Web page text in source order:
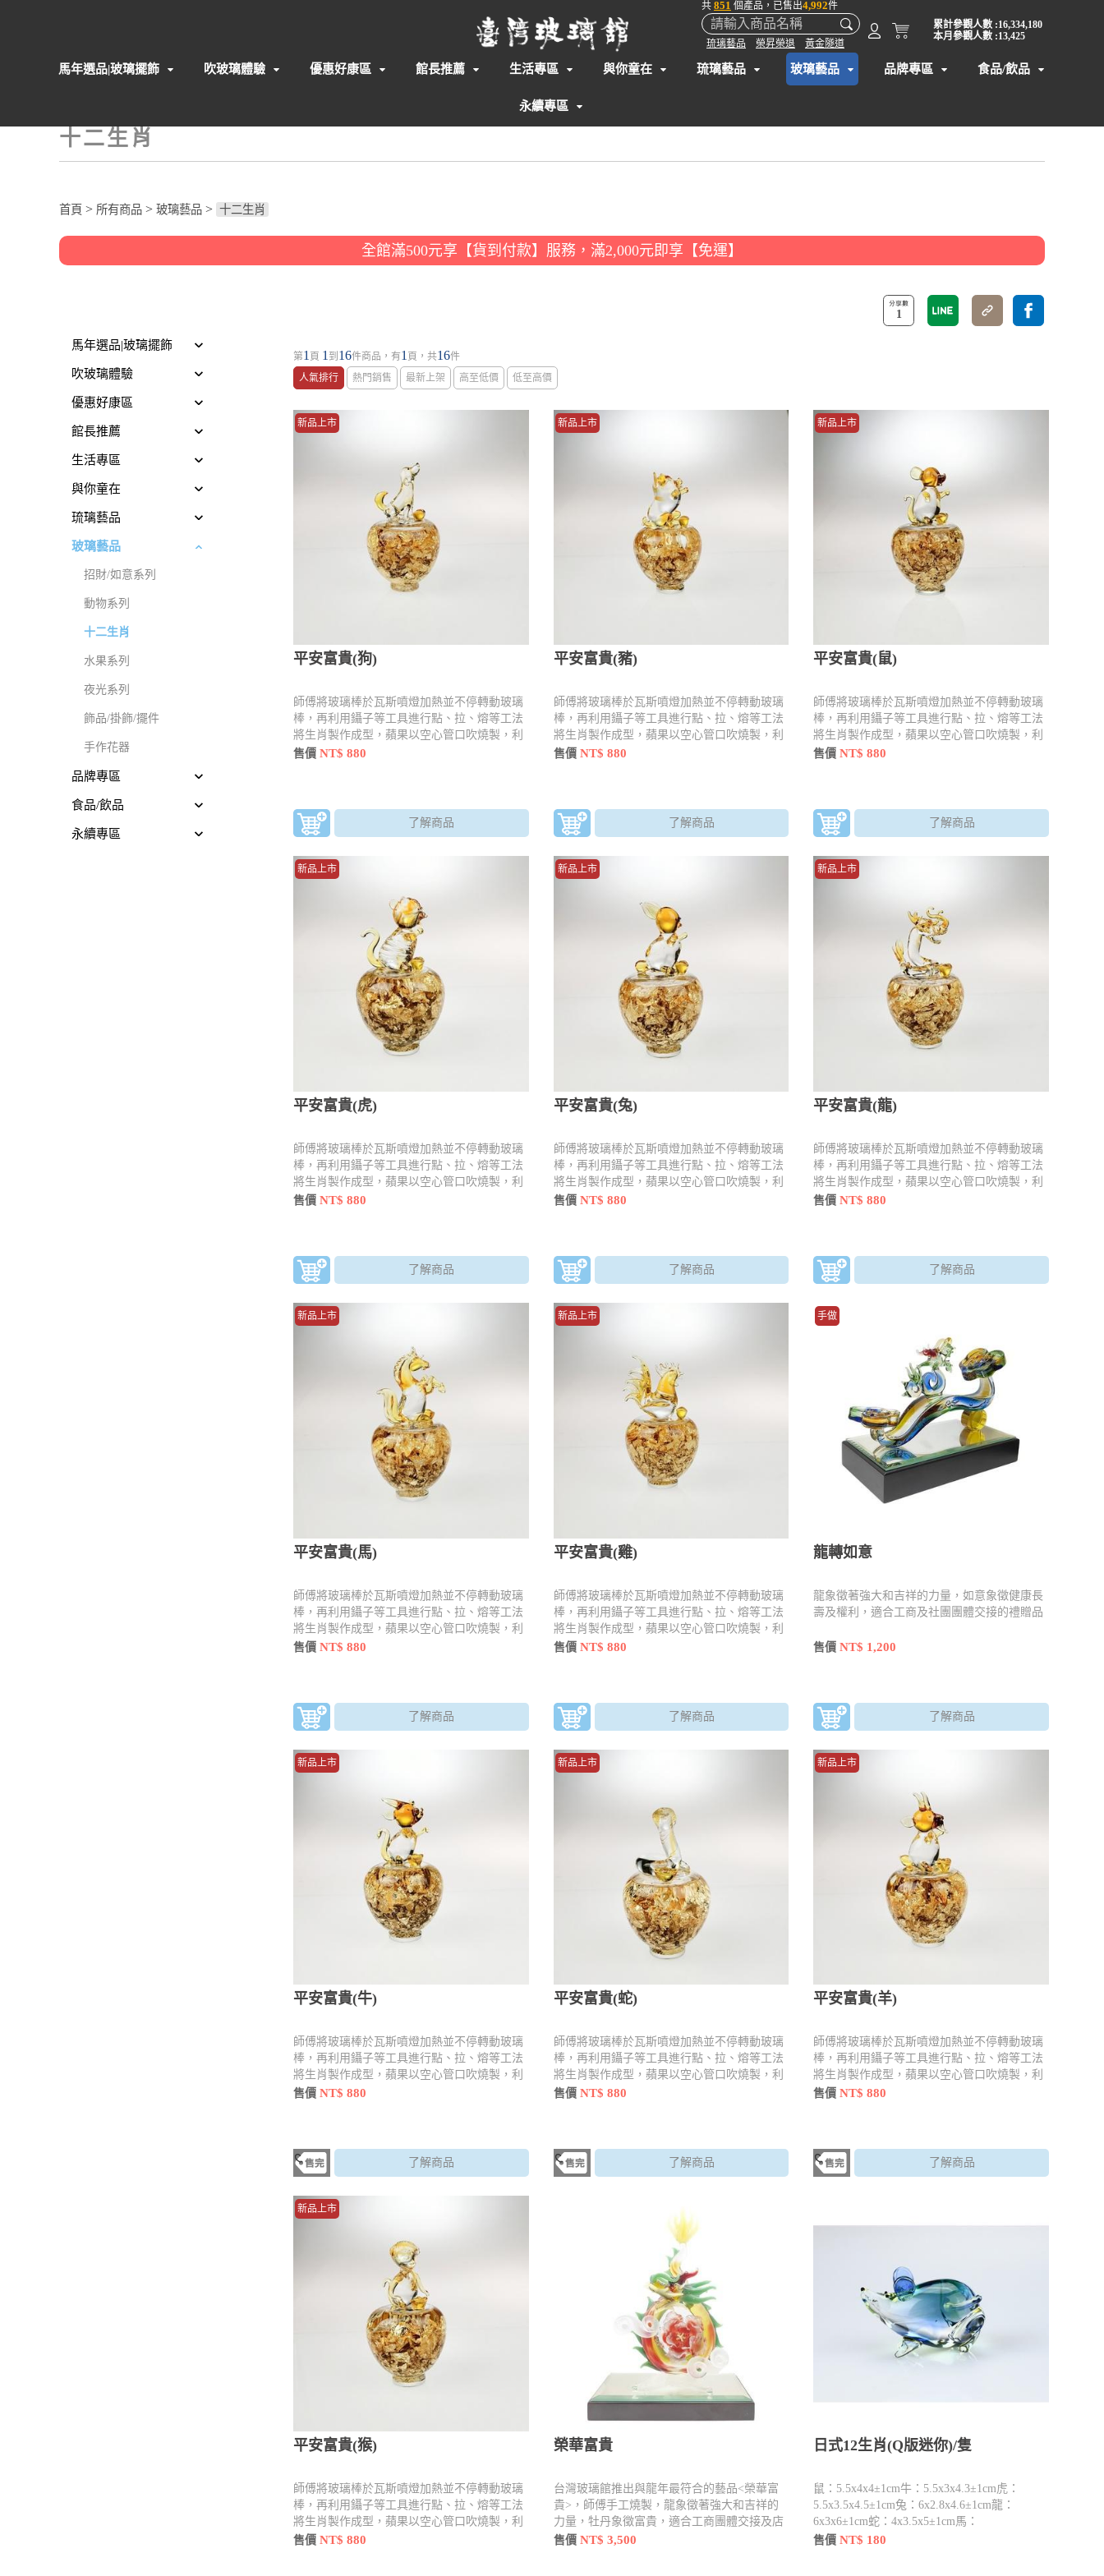
共 851 個產品，已售出4,992件
琉璃藝品 榮昇榮退 黃金隧道
累計參觀人數 :16,334,180
本月參觀人數 :13,425
馬年選品|玻璃擺飾 吹玻璃體驗 優惠好康區 館長推薦 生活專區 與你童在 琉璃藝品 玻璃藝品 品牌專區 食品/飲品
永續專區
十二生肖
首頁 > 所有商品 > 玻璃藝品 > 十二生肖
全館滿500元享【貨到付款】服務，滿2,000元即享【免運】
1
馬年選品|玻璃擺飾
吹玻璃體驗
優惠好康區
館長推薦
生活專區
與你童在
琉璃藝品
玻璃藝品
招財/如意系列
動物系列
十二生肖
水果系列
夜光系列
飾品/掛飾/擺件
手作花器
品牌專區
食品/飲品
永續專區
第1 頁 1 到 16件商品，有1 頁，共16件
人氣排行
熱門銷售 最新上架 高至低價 低至高價
新品上市
平安富貴(狗)
師傅將玻璃棒於瓦斯噴燈加熱並不停轉動玻璃
棒，再利用鑷子等工具進行點、拉、熔等工法
將生肖製作成型，蘋果以空心管口吹燒製，利
用工具 點、拉、壓手法燒製並加入內容物
售價 NT$ 880
了解商品
新品上市
平安富貴(豬)
師傅將玻璃棒於瓦斯噴燈加熱並不停轉動玻璃
棒，再利用鑷子等工具進行點、拉、熔等工法
將生肖製作成型，蘋果以空心管口吹燒製，利
用工具 點、拉、壓手法燒製並加入內容物
售價 NT$ 880
了解商品
新品上市
平安富貴(鼠)
師傅將玻璃棒於瓦斯噴燈加熱並不停轉動玻璃
棒，再利用鑷子等工具進行點、拉、熔等工法
將生肖製作成型，蘋果以空心管口吹燒製，利
用工具 點、拉、壓手法燒製並加入內容物
售價NT$ 880
了解商品
新品上市
平安富貴(虎)
師傅將玻璃棒於瓦斯噴燈加熱並不停轉動玻璃
棒，再利用鑷子等工具進行點、拉、熔等工法
將生肖製作成型，蘋果以空心管口吹燒製，利
用工具 點、拉、壓手法燒製並加入內容物
售價 NT$ 880
了解商品
新品上市
平安富貴(兔)
師傅將玻璃棒於瓦斯噴燈加熱並不停轉動玻璃
棒，再利用鑷子等工具進行點、拉、熔等工法
將生肖製作成型，蘋果以空心管口吹燒製，利
用工具 點、拉、壓手法燒製並加入內容物
售價 NT$ 880
了解商品
新品上市
平安富貴(龍)
師傅將玻璃棒於瓦斯噴燈加熱並不停轉動玻璃
棒，再利用鑷子等工具進行點、拉、熔等工法
將生肖製作成型，蘋果以空心管口吹燒製，利
用工具 點、拉、壓手法燒製並加入內容物
售價NT$ 880
了解商品
新品上市
平安富貴(馬)
師傅將玻璃棒於瓦斯噴燈加熱並不停轉動玻璃
棒，再利用鑷子等工具進行點、拉、熔等工法
將生肖製作成型，蘋果以空心管口吹燒製，利
用工具 點、拉、壓手法燒製並加入內容物
售價 NT$ 880
了解商品
新品上市
平安富貴(雞)
師傅將玻璃棒於瓦斯噴燈加熱並不停轉動玻璃
棒，再利用鑷子等工具進行點、拉、熔等工法
將生肖製作成型，蘋果以空心管口吹燒製，利
用工具 點、拉、壓手法燒製並加入內容物
售價 NT$ 880
了解商品
手做
龍轉如意
龍象徵著強大和吉祥的力量，如意象徵健康長
壽及權利，適合工商及社團團體交接的禮贈品
售價NT$ 1,200
了解商品
新品上市
平安富貴(牛)
師傅將玻璃棒於瓦斯噴燈加熱並不停轉動玻璃
棒，再利用鑷子等工具進行點、拉、熔等工法
將生肖製作成型，蘋果以空心管口吹燒製，利
用工具 點、拉、壓手法燒製並加入內容物
售價 NT$ 880
了解商品
新品上市
平安富貴(蛇)
師傅將玻璃棒於瓦斯噴燈加熱並不停轉動玻璃
棒，再利用鑷子等工具進行點、拉、熔等工法
將生肖製作成型，蘋果以空心管口吹燒製，利
用工具 點、拉、壓手法燒製並加入內容物
售價 NT$ 880
了解商品
新品上市
平安富貴(羊)
師傅將玻璃棒於瓦斯噴燈加熱並不停轉動玻璃
棒，再利用鑷子等工具進行點、拉、熔等工法
將生肖製作成型，蘋果以空心管口吹燒製，利
用工具 點、拉、壓手法燒製並加入內容物
售價NT$ 880
了解商品
新品上市
平安富貴(猴)
師傅將玻璃棒於瓦斯噴燈加熱並不停轉動玻璃
棒，再利用鑷子等工具進行點、拉、熔等工法
將生肖製作成型，蘋果以空心管口吹燒製，利
用工具 點、拉、壓手法燒製並加入內容物
售價 NT$ 880
榮華富貴
台灣玻璃館推出與龍年最符合的藝品<榮華富
貴>，師傅手工燒製，龍象徵著強大和吉祥的
力量，牡丹象徵富貴，適合工商團體交接及店
面招財擺設
售價 NT$ 3,500
日式12生肖(Q版迷你)/隻
鼠：5.5x4x4±1cm牛：5.5x3x4.3±1cm虎：
5.5x3.5x4.5±1cm兔：6x2.8x4.6±1cm龍：
6x3x6±1cm蛇：4x3.5x5±1cm馬：
6.5x2.8x6±1cm羊：6x3.5x4.5±1cm猴：
售價NT$ 180